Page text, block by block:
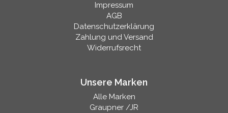
Impressum
AGB
Datenschutzerklärung
Zahlung und Versand
Widerrufsrecht
Unsere Marken
Alle Marken
Graupner /JR